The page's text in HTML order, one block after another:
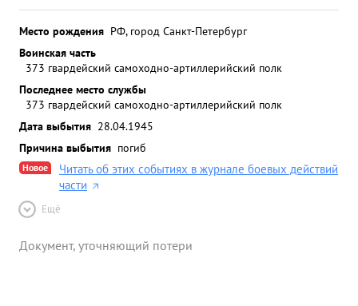
Место рождения РФ, город Санкт-Петербург
Воинская часть
373 гвардейский самоходно-артиллерийский полк
Последнее место службы
373 гвардейский самоходно-артиллерийский полк
Дата выбытия 28.04.1945
Причина выбытия погиб
Новое
Читать об этих событиях в журнале боевых действий
части
Ещё
Документ, уточняющий потери